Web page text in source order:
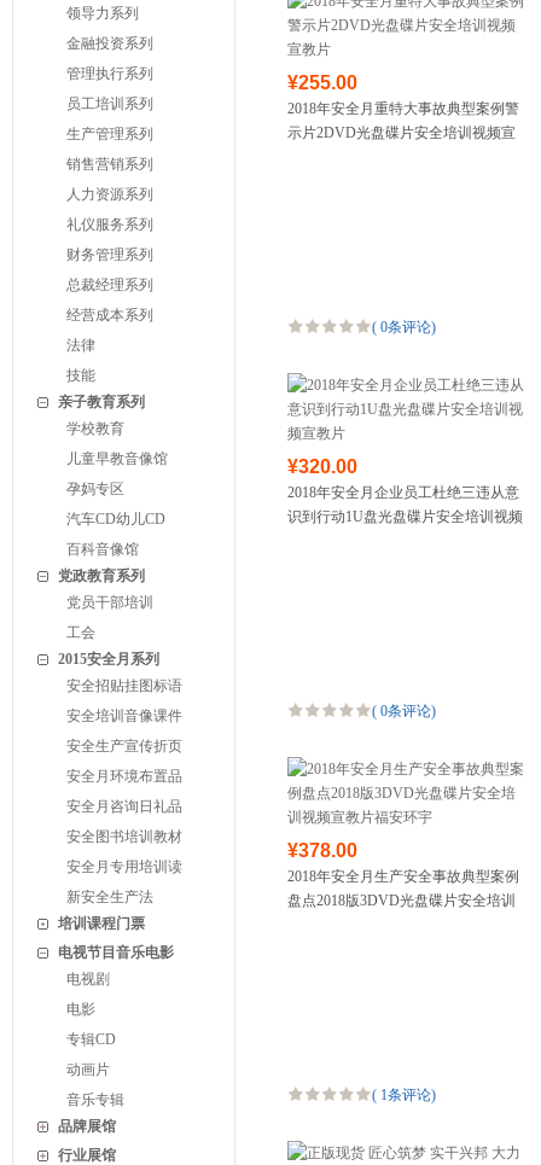
领导力系列
金融投资系列
管理执行系列
员工培训系列
生产管理系列
销售营销系列
人力资源系列
礼仪服务系列
财务管理系列
总裁经理系列
经营成本系列
法律
技能
亲子教育系列
学校教育
儿童早教音像馆
孕妈专区
汽车CD幼儿CD
百科音像馆
党政教育系列
党员干部培训
工会
2015安全月系列
安全招贴挂图标语
安全培训音像课件
安全生产宣传折页
安全月环境布置品
安全月咨询日礼品
安全图书培训教材
安全月专用培训读
新安全生产法
培训课程门票
电视节目音乐电影
电视剧
电影
专辑CD
动画片
音乐专辑
品牌展馆
行业展馆
¥255.00
2018年安全月重特大事故典型案例警
示片2DVD光盘碟片安全培训视频宣
( 0条评论)
¥320.00
2018年安全月企业员工杜绝三违从意
识到行动1U盘光盘碟片安全培训视频
( 0条评论)
¥378.00
2018年安全月生产安全事故典型案例
盘点2018版3DVD光盘碟片安全培训
( 1条评论)